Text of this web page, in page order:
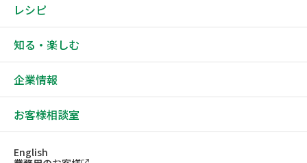
レシピ
知る・楽しむ
企業情報
お客様相談室
English